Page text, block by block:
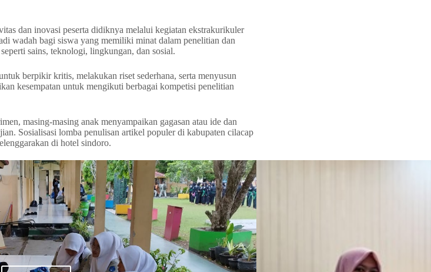
dan inovasi peserta didiknya melalui kegiatan ekstrakurikuler
wadah bagi siswa yang memiliki minat dalam penelitian dan
sains, teknologi, lingkungan, dan sosial.
berpikir kritis, melakukan riset sederhana, serta menyusun
kesempatan untuk mengikuti berbagai kompetisi penelitian
masing-masing anak menyampaikan gagasan atau ide dan
Sosialisasi lomba penulisan artikel populer di kabupaten cilacap
di hotel sindoro.